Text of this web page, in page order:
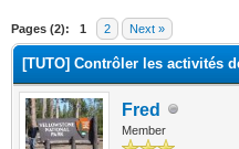
Pages (2): 1 2 Next »
[TUTO] Contrôler les activités
Fred
Member